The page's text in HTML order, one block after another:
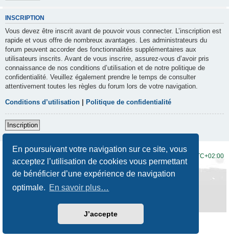
En poursuivant votre navigation sur ce site, vous
acceptez l’utilisation de cookies vous permettant
de bénéficier d’une expérience de navigation
optimale. En savoir plus…
J’accepte
INSCRIPTION
Vous devez être inscrit avant de pouvoir vous connecter. L’inscription est
rapide et vous offre de nombreux avantages. Les administrateurs du
forum peuvent accorder des fonctionnalités supplémentaires aux
utilisateurs inscrits. Avant de vous inscrire, assurez-vous d’avoir pris
connaissance de nos conditions d’utilisation et de notre politique de
confidentialité. Veuillez également prendre le temps de consulter
attentivement toutes les règles du forum lors de votre navigation.
Conditions d’utilisation Politique de confidentialité
Inscription
UTC+02:00
Développé par phpBB® Forum Software © phpBB Limited
Traduction française officielle
Prosilver New Edition
Confidentialité|Conditions